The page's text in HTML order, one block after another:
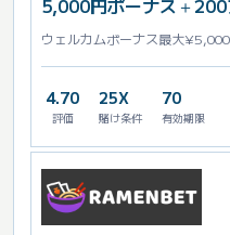
5,000円ボーナス＋
ウェルカムボーナス最大
4.70
評価
25X
賭け条件
70
有効期限